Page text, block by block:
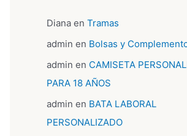
Diana en Tramas
admin en Bolsas y
admin en CAMISETA
PARA 18 AÑOS
admin en BATA LABORAL
PERSONALIZADO